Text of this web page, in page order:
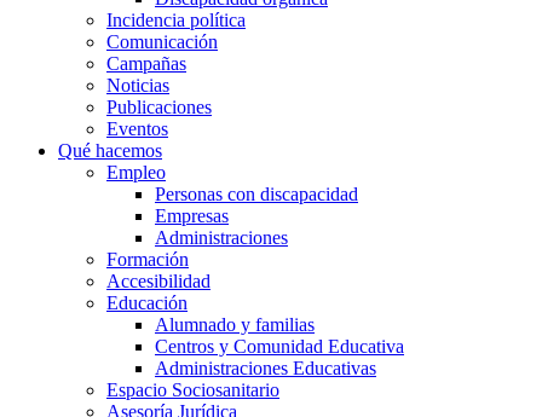
Incidencia política
Comunicación
Campañas
Noticias
Publicaciones
Eventos
Qué hacemos
Empleo
Personas con discapacidad
Empresas
Administraciones
Formación
Accesibilidad
Educación
Alumnado y familias
Centros y Comunidad Educativa
Administraciones Educativas
Espacio Sociosanitario
Asesoría Jurídica